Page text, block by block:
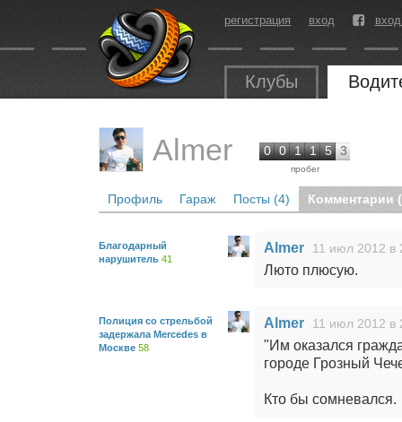
регистрация вход
Клубы
Almer 0 0 1 1 5 3
пробег
Профиль Гараж Посты (4) Комментарии
Благодарный
нарушитель 41
Almer 11 июл 2012 в
Люто плюсую.
Полиция со стрельбой
задержала Mercedes в
Москве 58
Almer 11 июл 2012 в
"Им оказался
городе Грозный
Кто бы сомневался.